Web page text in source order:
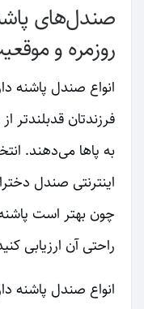
صندل‌های
روزمره و
انواع صندل پاشنه
فرزندتان قدبلندتر
به پاها می‌دهند.
اینترنتی صندل
چون بهتر است
راحتی آن ارزیابی
انواع صندل پاشنه